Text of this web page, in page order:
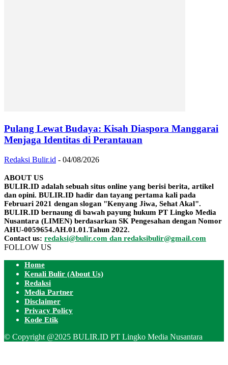
Pulang Lewat Budaya: Kisah Diaspora Manggarai
Menjaga Identitas di Perantauan
Redaksi Bulir.id - 04/08/2026
ABOUT US
BULIR.ID adalah sebuah situs online yang berisi berita, artikel
dan opini. BULIR.ID hadir dan tayang pertama kali pada
Februari 2021 dengan slogan "Kenyang Jiwa, Sehat Akal".
BULIR.ID bernaung di bawah payung hukum PT Lingko Media
Nusantara (LIMEN) berdasarkan SK Pengesahan dengan Nomor
AHU-0059654.AH.01.01.Tahun 2022.
Contact us: redaksi@bulir.com dan redaksibulir@gmail.com
FOLLOW US
Home
Kenali Bulir (About Us)
Redaksi
Media Partner
Disclaimer
Privacy Policy
Kode Etik
© Copyright @2025 BULIR.ID PT Lingko Media Nusantara